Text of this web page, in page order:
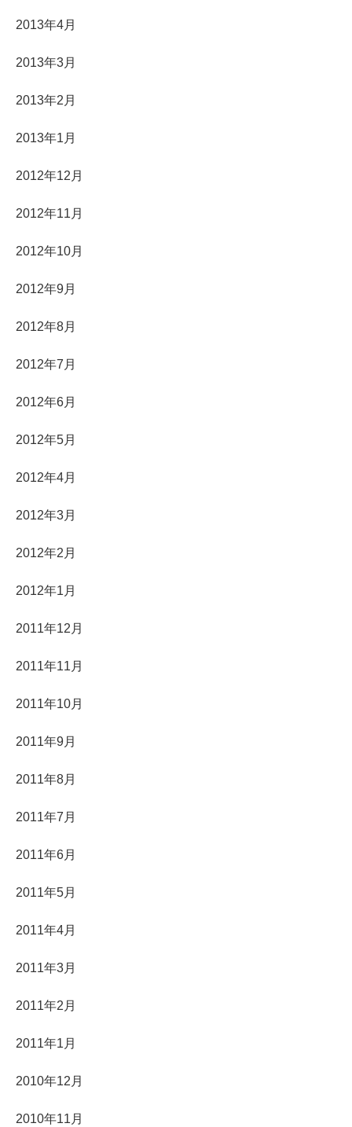
2013年4月
2013年3月
2013年2月
2013年1月
2012年12月
2012年11月
2012年10月
2012年9月
2012年8月
2012年7月
2012年6月
2012年5月
2012年4月
2012年3月
2012年2月
2012年1月
2011年12月
2011年11月
2011年10月
2011年9月
2011年8月
2011年7月
2011年6月
2011年5月
2011年4月
2011年3月
2011年2月
2011年1月
2010年12月
2010年11月